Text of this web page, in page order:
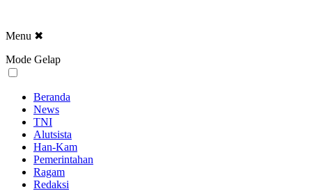
Menu ✖
Mode Gelap
Beranda
News
TNI
Alutsista
Han-Kam
Pemerintahan
Ragam
Redaksi